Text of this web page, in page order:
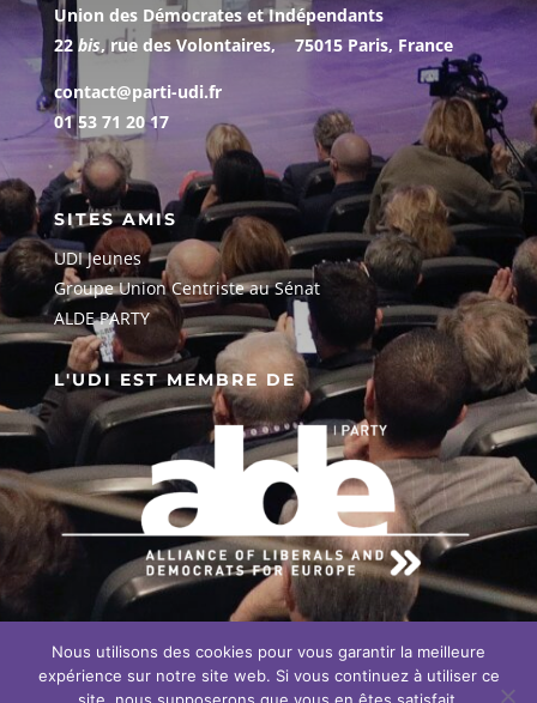
Union des Démocrates et Indépendants
22 bis, rue des Volontaires, 75015 Paris, France
contact@parti-udi.fr
01 53 71 20 17
SITES AMIS
UDI Jeunes
Groupe Union Centriste au Sénat
ALDE PARTY
L'UDI EST MEMBRE DE
EN SAVOIR PLUS SUR NOTRE
ENGAGEMENT EUROPÉEN
Nous utilisons des cookies pour vous garantir la meilleure
expérience sur notre site web. Si vous continuez à utiliser ce